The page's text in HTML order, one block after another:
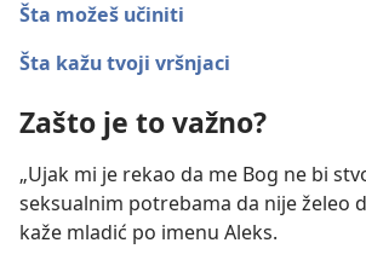
Šta možeš učiniti
Šta kažu tvoji vršnjaci
Zašto je to važno?
„Ujak mi je rekao da me Bog ne bi
seksualnim potrebama da nije želeo
kaže mladić po imenu Aleks.